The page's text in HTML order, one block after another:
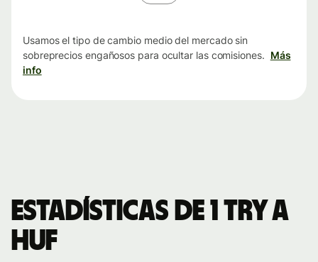
Usamos el tipo de cambio medio del mercado sin
sobreprecios engañosos para ocultar las comisiones. Más
info
Estadísticas de 1 TRY a
HUF